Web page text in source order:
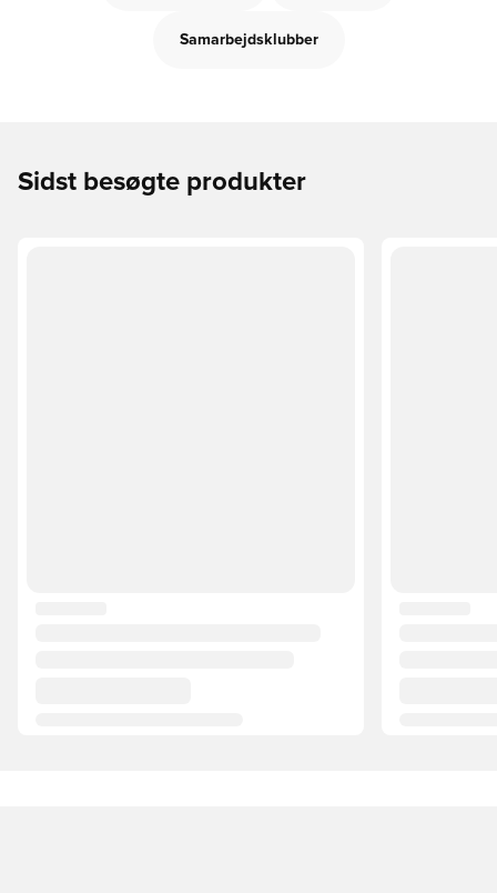
Samarbejdsklubber
Sidst besøgte produkter